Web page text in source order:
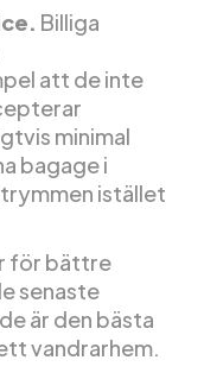
Billiga
att de inte
minimal
bagage i
istället
för bättre
senaste
är den bästa
vandrarhem.